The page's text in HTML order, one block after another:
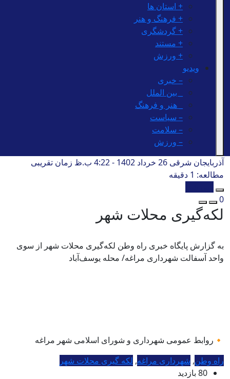
+ استان ها
+ فرهنگ و هنر
+ گردشگری
+ مستند
+ ورزش
ویدیو
– خبری
_ بین الملل
_ هنر و فرهنگ
– سیاست
– سلامت
– ورزش
آذربایجان شرقی 26 خرداد 1402 - 4:22 ب.ظ
زمان تقریبی
مطالعه: 1 دقیقه
0
لکه‌گیری محلات شهر
به گزارش پایگاه خبری راه وطن لکه‌گیری محلات شهر از سوی
واحد آسفالت شهرداری مراغه/ محله یوسف‌آباد
🔸روابط عمومی شهرداری و شورای اسلامی شهر مراغه
راه وطن, شهرداری مراغه, لکه گیری محلات شهر
80 بازدید